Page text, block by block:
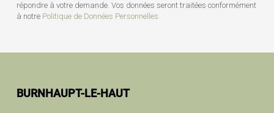
répondre à votre demande. Vos données seront traitées conformément
à notre Politique de Données Personnelles.
BURNHAUPT-LE-HAUT